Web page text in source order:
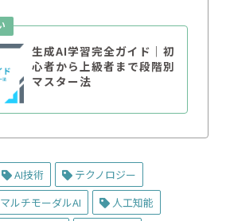
生成AI学習完全ガイド｜初
心者から上級者まで段階別
マスター法
AI技術
テクノロジー
マルチモーダルAI
人工知能